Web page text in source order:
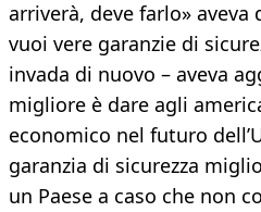
arriverà, deve farlo» aveva
vuoi vere garanzie di
invada di nuovo – aveva
migliore è dare agli
economico nel futuro
garanzia di sicurezza
un Paese a caso che non